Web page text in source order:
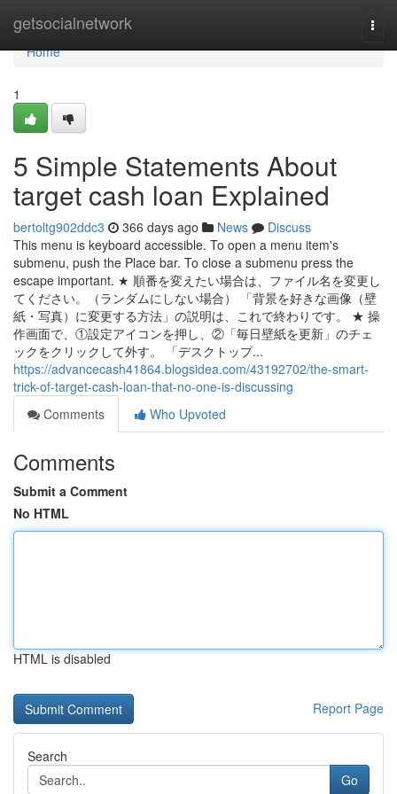
getsocialnetwork
Home
Home
1
5 Simple Statements About
target cash loan Explained
bertoltg902ddc3 366 days ago News
Discuss
This menu is keyboard accessible. To open a menu item's
submenu, push the Place bar. To close a submenu press the
escape important. ★ 順番を変えたい場合は、ファイル名を変更し
てください。（ランダムにしない場合） 「背景を好きな画像（壁
紙・写真）に変更する方法」の説明は、これで終わりです。 ★ 操
作画面で、①設定アイコンを押し、②「毎日壁紙を更新」のチェ
ックをクリックして外す。 「デスクトップ...
https://advancecash41864.blogsidea.com/43192702/the-smart-
trick-of-target-cash-loan-that-no-one-is-discussing
Comments
Who Upvoted
Comments
Submit a Comment
No HTML
HTML is disabled
Report Page
Search
Go